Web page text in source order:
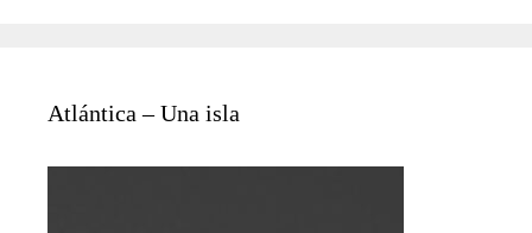
Atlántica – Una isla